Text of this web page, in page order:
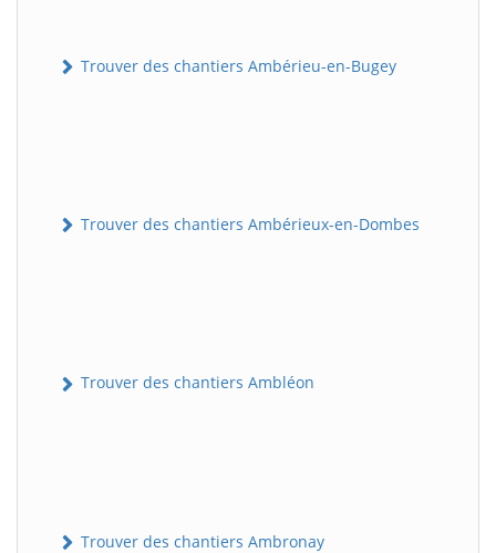
Trouver des chantiers Ambérieu-en-Bugey
Trouver des chantiers Ambérieux-en-Dombes
Trouver des chantiers Ambléon
Trouver des chantiers Ambronay